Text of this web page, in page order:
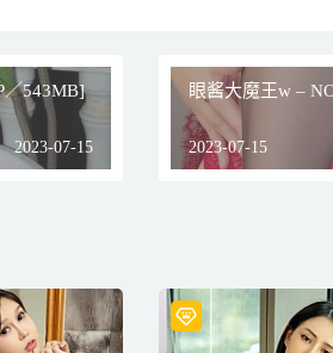
／543MB]
2023-07-15
眼酱大魔王w –
2023-07-15